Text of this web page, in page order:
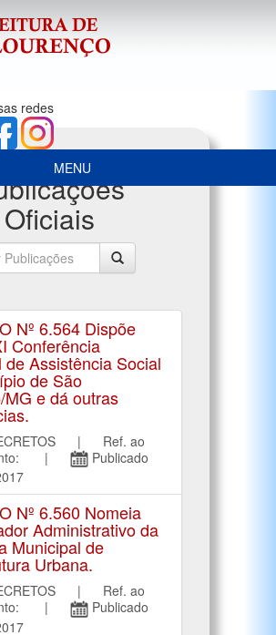
redes
MENU
Oficiais
Nº 6.564 Dispõe
Conferência
de Assistência Social
de São
MG e dá outras
| Ref. ao
|
Publicado
Nº 6.560 Nomeia
Administrativo da
Municipal de
Urbana.
| Ref. ao
|
Publicado